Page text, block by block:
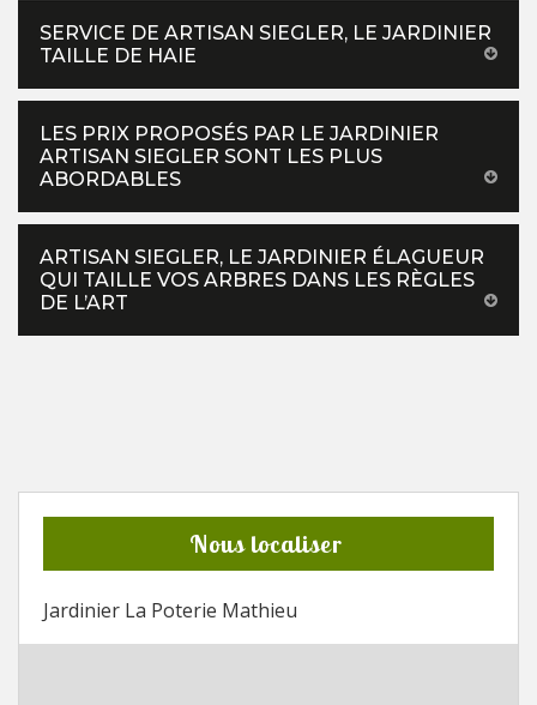
SERVICE DE ARTISAN SIEGLER, LE JARDINIER
TAILLE DE HAIE
LES PRIX PROPOSÉS PAR LE JARDINIER
ARTISAN SIEGLER SONT LES PLUS
ABORDABLES
ARTISAN SIEGLER, LE JARDINIER ÉLAGUEUR
QUI TAILLE VOS ARBRES DANS LES RÈGLES
DE L’ART
Nous localiser
Jardinier La Poterie Mathieu